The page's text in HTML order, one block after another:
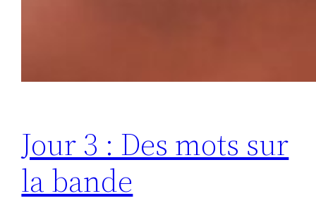
Jour 3 : Des mots sur
la bande